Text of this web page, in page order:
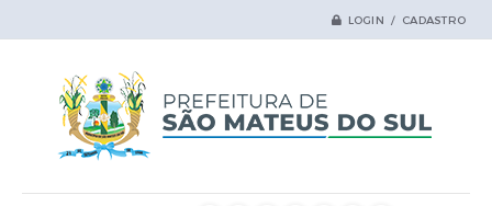
LOGIN / CADASTRO